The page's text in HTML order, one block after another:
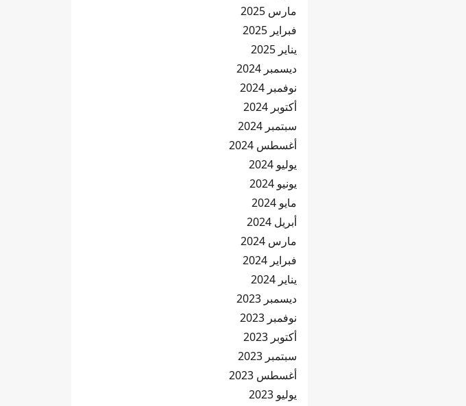
مارس 2025
فبراير 2025
يناير 2025
ديسمبر 2024
نوفمبر 2024
أكتوبر 2024
سبتمبر 2024
أغسطس 2024
يوليو 2024
يونيو 2024
مايو 2024
أبريل 2024
مارس 2024
فبراير 2024
يناير 2024
ديسمبر 2023
نوفمبر 2023
أكتوبر 2023
سبتمبر 2023
أغسطس 2023
يوليو 2023